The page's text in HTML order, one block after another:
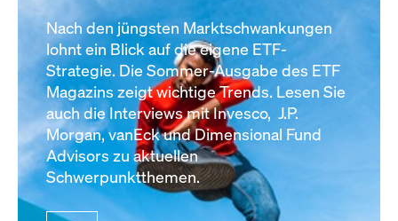
Nach den jüngsten Marktschwankungen
lohnt ein Blick auf die eigene ETF-
Strategie. Die Sommer-Ausgabe des ETF
Magazins zeigt wichtige Trends. Lesen Sie
auch die Interviews mit Invesco, J.P.
Morgan, vanEck und Dimensional Fund
Advisors zu aktuellen
Schwerpunktthemen.